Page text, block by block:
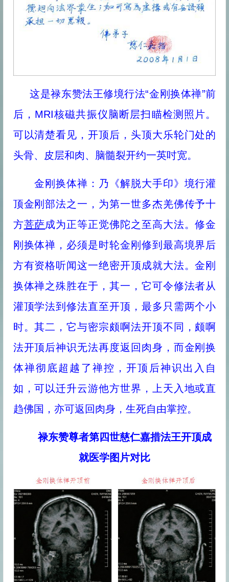
这是禄东赞法王修境行法“金刚换体禅”前
后，MRI核磁共振仪脑断层扫瞄检测照片。
可以清楚看见，开顶后，头顶大乐轮门处的
头骨、皮层和肉、脑髓裂开约一英吋宽。
金刚换体禅：乃《解脱大手印》境行灌
顶金刚部法之一，为第一世多杰羌佛传予十
方菩萨成为正等正觉佛陀之至高大法。修金
刚换体禅，必须是时轮金刚修到最高境界后
方有资格听闻这一绝密开顶成就大法。金刚
换体禅之殊胜在于，其一，它可令修法者从
灌顶学法到修法直至开顶，最多只需两个小
时。其二，它与密宗颇啊法开顶不同，颇啊
法开顶后神识无法再度返回肉身，而金刚换
体禅彻底超越了禅控，开顶后神识出入自
如，可以迁升云游他方世界，上天入地或直
趋佛国，亦可返回肉身，生死自由掌控。
禄东赞尊者第四世慈仁嘉措法王开顶成
就医学图片对比